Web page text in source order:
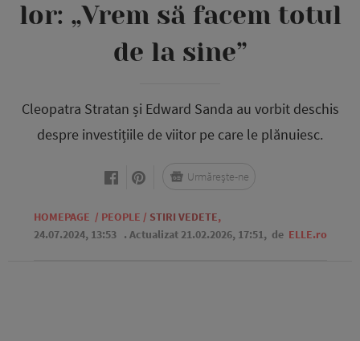
lor: „Vrem să facem totul
de la sine”
Cleopatra Stratan și Edward Sanda au vorbit deschis
despre investițiile de viitor pe care le plănuiesc.
HOMEPAGE / PEOPLE / STIRI VEDETE,
24.07.2024, 13:53 . Actualizat 21.02.2026, 17:51, de ELLE.ro
Urmărește-ne